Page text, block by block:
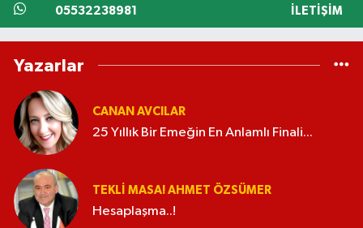
05532238981 İLETIŞIM
Yazarlar
CANAN AVCILAR
25 Yıllık Bir Emeğin En Anlamlı Finali...
TEKLI MASA! AHMET ÖZSÜMER
Hesaplaşma..!